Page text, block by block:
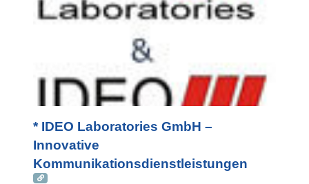
* IDEO Laboratories GmbH –
Innovative
Kommunikationsdienstleistungen